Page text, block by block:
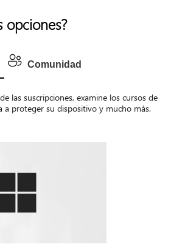
opciones?
Comunidad
las suscripciones, examine los cursos de
a proteger su dispositivo y mucho más.